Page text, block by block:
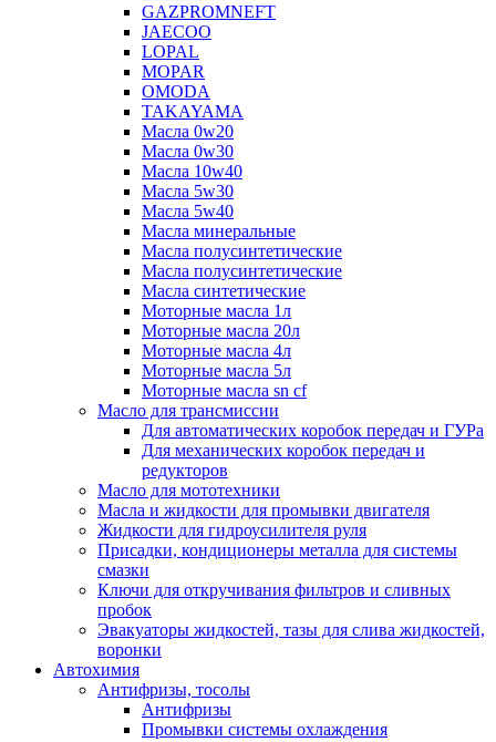
GAZPROMNEFT
JAECOO
LOPAL
MOPAR
OMODA
TAKAYAMA
Масла 0w20
Масла 0w30
Масла 10w40
Масла 5w30
Масла 5w40
Масла минеральные
Масла полусинтетические
Масла полусинтетические
Масла синтетические
Моторные масла 1л
Моторные масла 20л
Моторные масла 4л
Моторные масла 5л
Моторные масла sn cf
Масло для трансмиссии
Для автоматических коробок передач и ГУРа
Для механических коробок передач и
редукторов
Масло для мототехники
Масла и жидкости для промывки двигателя
Жидкости для гидроусилителя руля
Присадки, кондиционеры металла для системы
смазки
Ключи для откручивания фильтров и сливных
пробок
Эвакуаторы жидкостей, тазы для слива жидкостей,
воронки
Автохимия
Антифризы, тосолы
Антифризы
Промывки системы охлаждения